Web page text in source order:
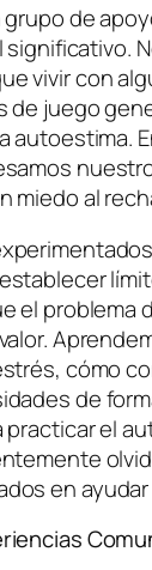
de
significativo.
vivir con
de juego
autoestima.
miedo al
el problema
cómo
de
el
en